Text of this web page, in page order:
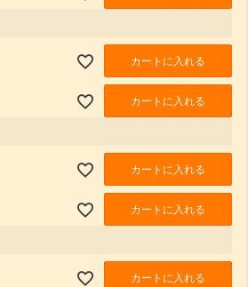
カートに入れる
カートに入れる
カートに入れる
カートに入れる
カートに入れる